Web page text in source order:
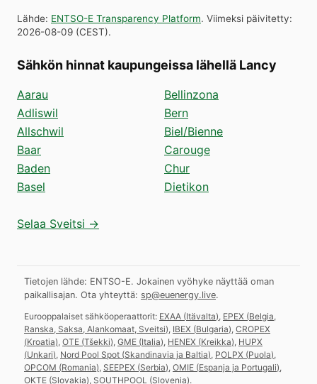
Lähde: ENTSO-E Transparency Platform. Viimeksi päivitetty:
2026-08-09 (CEST).
Sähkön hinnat kaupungeissa lähellä Lancy
Aarau
Adliswil
Allschwil
Baar
Baden
Basel
Bellinzona
Bern
Biel/Bienne
Carouge
Chur
Dietikon
Selaa Sveitsi →
Tietojen lähde: ENTSO-E. Jokainen vyöhyke näyttää oman
paikallisajan. Ota yhteyttä: sp@euenergy.live.
Eurooppalaiset sähköoperaattorit: EXAA (Itävalta) EPEX (Belgia,
Ranska, Saksa, Alankomaat, Sveitsi) IBEX (Bulgaria) CROPEX
(Kroatia) OTE (Tšekki) GME (Italia) HENEX (Kreikka) HUPX
(Unkari) Nord Pool Spot (Skandinavia ja Baltia) POLPX (Puola)
OPCOM (Romania) SEEPEX (Serbia) OMIE (Espanja ja Portugali)
OKTE (Slovakia) SOUTHPOOL (Slovenia).